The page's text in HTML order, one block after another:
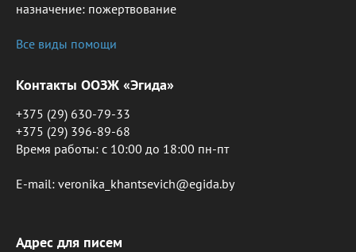
назначение: пожертвование
Все виды помощи
Контакты ООЗЖ «Эгида»
+375 (29) 630-79-33
+375 (29) 396-89-68
Время работы: c 10:00 до 18:00 пн-пт
E-mail: veronika_khantsevich@egida.by
Адрес для писем